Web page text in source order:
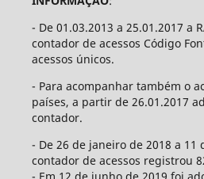
- De 01.03.2013 a 25.01.2017 a
contador de acessos Código
acessos únicos.
- Para acompanhar também o
países, a partir de 26.01.2017
contador.
- De 26 de janeiro de 2018 a 11
contador de acessos registrou
- Em 12 de junho de 2019 foi